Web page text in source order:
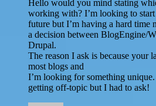
Hello would you mind stating
working with? I’m looking to
future but I’m having a hard time
a decision between BlogEngine/
Drupal.
The reason I ask is because your
most blogs and
I’m looking for something
getting off-topic but I had to ask!